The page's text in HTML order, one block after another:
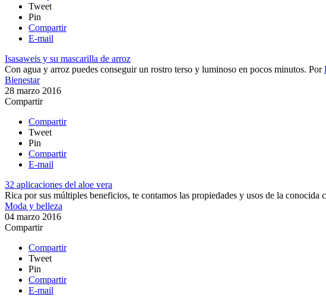
Tweet
Pin
Compartir
E-mail
Isasaweis y su mascarilla de arroz
Con agua y arroz puedes conseguir un rostro terso y luminoso en pocos minutos. Por
Bienestar
28 marzo 2016
Compartir
Compartir
Tweet
Pin
Compartir
E-mail
32 aplicaciones del aloe vera
​Rica por sus múltiples beneficios, te contamos las propiedades y usos de la conocida
Moda y belleza
04 marzo 2016
Compartir
Compartir
Tweet
Pin
Compartir
E-mail